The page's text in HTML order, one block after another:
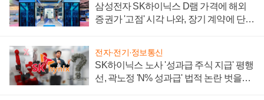
삼성전자 SK하이닉스 D램 가격에 해외
증권가 '고점' 시각 나와, 장기 계약에 단점
전자·전기·정보통신
SK하이닉스 노사 '성과급 주식 지급' 평행
선, 곽노정 'N% 성과급' 법적 논란 벗을지